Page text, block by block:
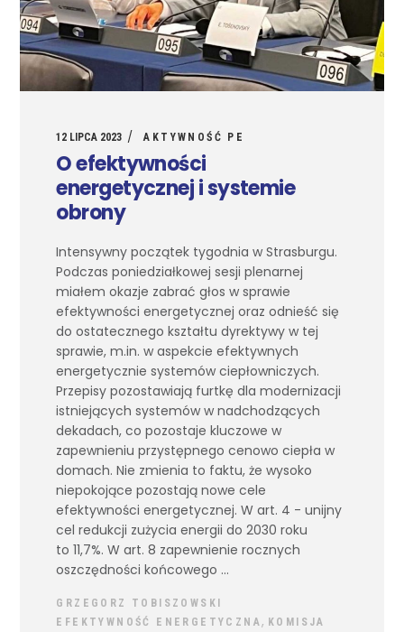
12 LIPCA 2023 AKTYWNOŚĆ PE
O efektywności
energetycznej i systemie
obrony
Intensywny początek tygodnia w Strasburgu.
Podczas poniedziałkowej sesji plenarnej
miałem okazje zabrać głos w sprawie
efektywności energetycznej oraz odnieść się
do ostatecznego kształtu dyrektywy w tej
sprawie, m.in. w aspekcie efektywnych
energetycznie systemów ciepłowniczych.
Przepisy pozostawiają furtkę dla modernizacji
istniejących systemów w nadchodzących
dekadach, co pozostaje kluczowe w
zapewnieniu przystępnego cenowo ciepła w
domach. Nie zmienia to faktu, że wysoko
niepokojące pozostają nowe cele
efektywności energetycznej. W art. 4 - unijny
cel redukcji zużycia energii do 2030 roku
to 11,7%. W art. 8 zapewnienie rocznych
oszczędności końcowego
GRZEGORZ TOBISZOWSKI
EFEKTYWNOŚĆ ENERGETYCZNA, KOMISJA